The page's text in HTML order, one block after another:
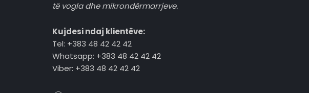
të vogla dhe mikrondërmarrjeve.
Kujdesi ndaj klientëve:
Tel: +383 48 42 42 42
Whatsapp: +383 48 42 42 42
Viber: +383 48 42 42 42